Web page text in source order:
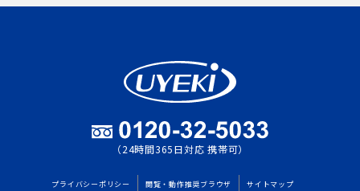
（24時間365日対応 携帯可）
プライバシーポリシー 閲覧・動作推奨ブラウザ サイトマップ